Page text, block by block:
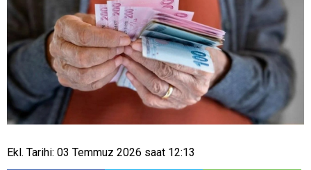
Ekl. Tarihi: 03 Temmuz 2026 saat 12:13